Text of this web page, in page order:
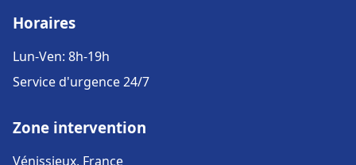
Horaires
Lun-Ven: 8h-19h
Service d'urgence 24/7
Zone intervention
Vénissieux, France